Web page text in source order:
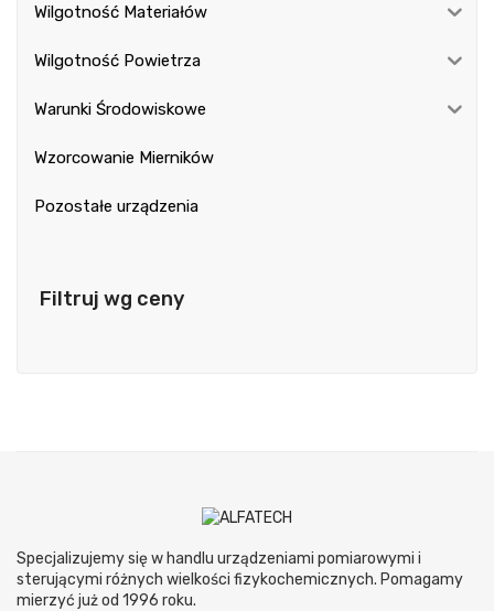
Wilgotność Materiałów
Wilgotność Powietrza
Warunki Środowiskowe
Wzorcowanie Mierników
Pozostałe urządzenia
Filtruj wg ceny
Specjalizujemy się w handlu urządzeniami pomiarowymi i
sterującymi różnych wielkości fizykochemicznych. Pomagamy
mierzyć już od 1996 roku.